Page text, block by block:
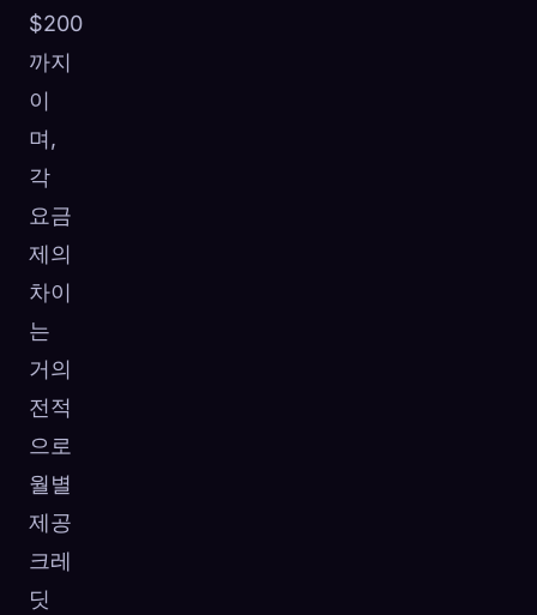
$200
까지
이
며,
각
요금
제의
차이
는
거의
전적
으로
월별
제공
크레
딧